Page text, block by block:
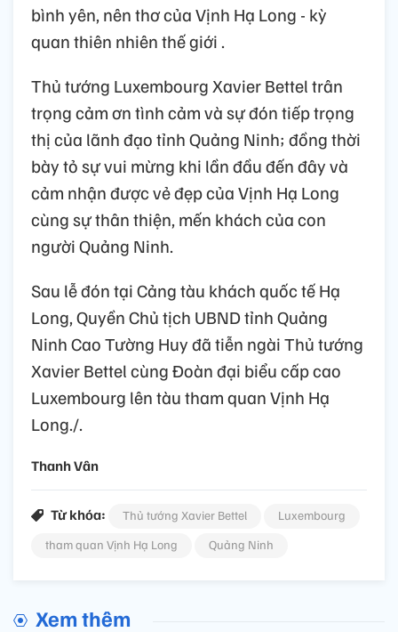
bình yên, nên thơ của Vịnh Hạ Long - kỳ
quan thiên nhiên thế giới .
Thủ tướng Luxembourg Xavier Bettel trân
trọng cảm ơn tình cảm và sự đón tiếp trọng
thị của lãnh đạo tỉnh Quảng Ninh; đồng thời
bày tỏ sự vui mừng khi lần đầu đến đây và
cảm nhận được vẻ đẹp của Vịnh Hạ Long
cùng sự thân thiện, mến khách của con
người Quảng Ninh.
Sau lễ đón tại Cảng tàu khách quốc tế Hạ
Long, Quyền Chủ tịch UBND tỉnh Quảng
Ninh Cao Tường Huy đã tiễn ngài Thủ tướng
Xavier Bettel cùng Đoàn đại biểu cấp cao
Luxembourg lên tàu tham quan Vịnh Hạ
Long./.
Thanh Vân
Từ khóa: Thủ tướng Xavier Bettel
Luxembourg
tham quan Vịnh Hạ Long
Quảng Ninh
Xem thêm